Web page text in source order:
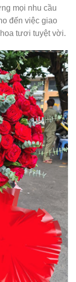
mọi nhu cầu
đến việc giao
tươi tuyệt vời.